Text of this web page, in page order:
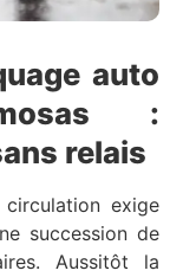
auto
:
relais
exige
succession de
Aussitôt la